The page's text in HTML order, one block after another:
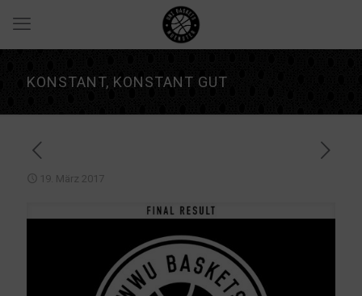
KONSTANT, KONSTANT GUT
19. März 2017